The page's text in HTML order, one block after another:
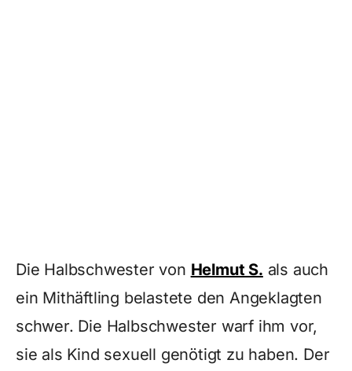
Die Halbschwester von Helmut S. als auch
ein Mithäftling belastete den Angeklagten
schwer. Die Halbschwester warf ihm vor,
sie als Kind sexuell genötigt zu haben. Der